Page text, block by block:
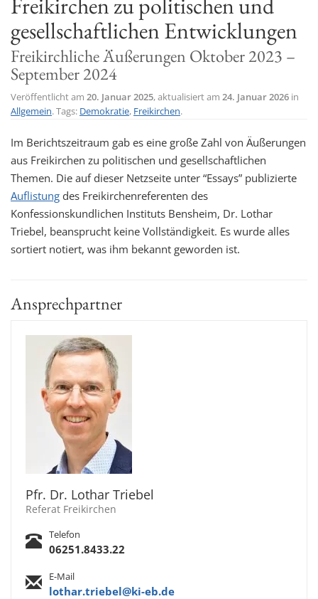
i
gesellschaftlichen Entwicklungen
Freikirchliche Äußerungen Oktober 2023 –
September 2024
Veröffentlicht am 20. Januar 2025, aktualisiert am 24. Januar 2026 in
Allgemein. Tags: Demokratie, Freikirchen.
Im Berichtszeitraum gab es eine große Zahl von Äußerungen
aus Freikirchen zu politischen und gesellschaftlichen
Themen. Die auf dieser Netzseite unter “Essays” publizierte
Auflistung des Freikirchenreferenten des
Konfessionskundlichen Instituts Bensheim, Dr. Lothar
Triebel, beansprucht keine Vollständigkeit. Es wurde alles
sortiert notiert, was ihm bekannt geworden ist.
Ansprechpartner
Pfr. Dr. Lothar Triebel
Referat Freikirchen
Telefon
06251.8433.22
E-Mail
lothar.triebel@ki-eb.de